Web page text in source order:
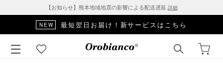
【お知らせ】熊本地域地震の影響による配送遅延 詳細
NEW 最短翌日お届け！新サービスはこちら